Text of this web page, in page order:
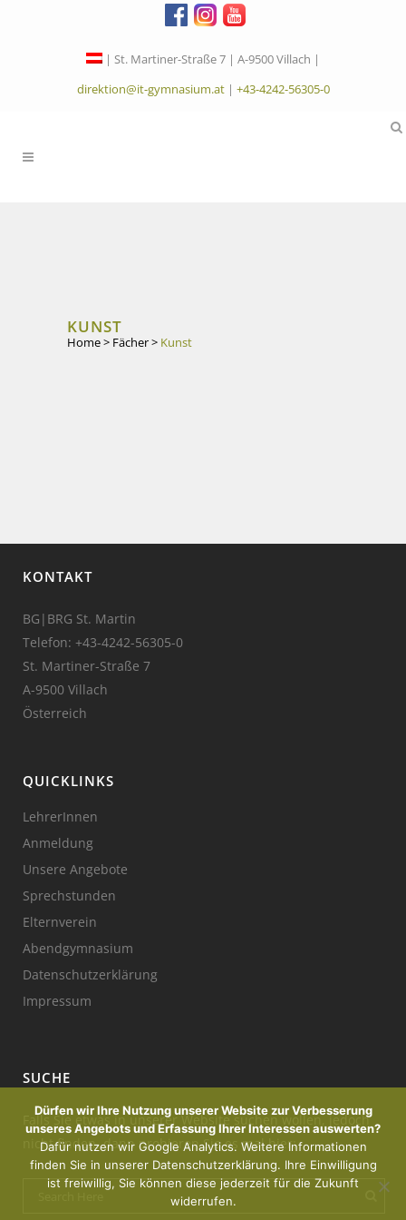
| St. Martiner-Straße 7 | A-9500 Villach |
direktion@it-gymnasium.at| +43-4242-56305-0
KUNST
Home> Fächer> Kunst
KONTAKT
BG|BRG St. Martin
Telefon: +43-4242-56305-0
St. Martiner-Straße 7
A-9500 Villach
Österreich
QUICKLINKS
LehrerInnen
Anmeldung
Unsere Angebote
Sprechstunden
Elternverein
Abendgymnasium
Datenschutzerklärung
Impressum
SUCHE
Falls Sie etwas in unserer Website suchen wollen, jedoch
nicht finden, dann probieren Sie es mal hier:
Dürfen wir Ihre Nutzung unserer Website zur Verbesserung
unseres Angebots und Erfassung Ihrer Interessen auswerten?
Dafür nutzen wir Google Analytics. Weitere Informationen
finden Sie in unserer Datenschutzerklärung. Ihre Einwilligung
ist freiwillig, Sie können diese jederzeit für die Zukunft
widerrufen.